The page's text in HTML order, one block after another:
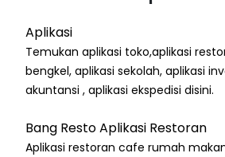
Aplikasi
Temukan aplikasi toko,aplikasi
bengkel, aplikasi sekolah, aplikasi
akuntansi , aplikasi ekspedisi disini.
Bang Resto Aplikasi Restoran
Aplikasi restoran cafe rumah